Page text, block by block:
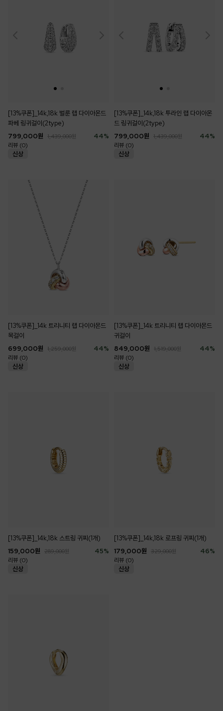
[13%쿠폰]_14k,18k 벌룬 랩 다이아몬드
파베 링귀걸이(2type)
44%
799,000원 1,439,000원
리뷰 (0)
[13%쿠폰]_14k,18k 투라인 랩 다이아몬
드 링귀걸이(2type)
44%
799,000원 1,439,000원
리뷰 (0)
[13%쿠폰]_14k 트리니티 랩 다이아몬드
목걸이
44%
699,000원 1,259,000원
리뷰 (0)
[13%쿠폰]_14k 트리니티 랩 다이아몬드
귀걸이
44%
849,000원 1,519,000원
리뷰 (0)
[13%쿠폰]_14k,18k 스트링 귀찌(1개)
45%
159,000원 289,000원
리뷰 (0)
[13%쿠폰]_14k,18k 로프링 귀찌(1개)
46%
179,000원 329,000원
리뷰 (0)